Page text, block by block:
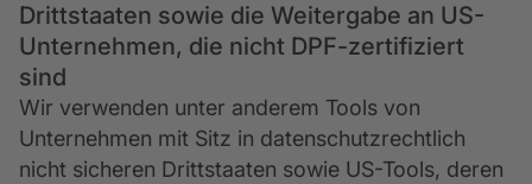
Drittstaaten sowie die Weitergabe an US-
Unternehmen, die nicht DPF-zertifiziert
sind
Wir verwenden unter anderem Tools von
Unternehmen mit Sitz in datenschutzrechtlich
nicht sicheren Drittstaaten sowie US-Tools, deren